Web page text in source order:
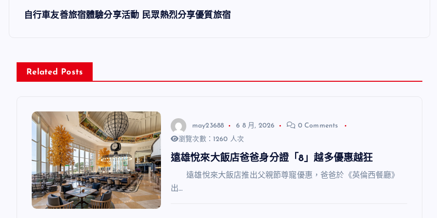
導自行車友善旅宿體驗分享活動 民眾熱烈分享優質旅宿
Related Posts
may23688 6 8 月, 2026
0 Comments
瀏覽次數：1260 人次
遠雄悅來大飯店爸爸身分證「8」越多優惠越狂
遠雄悅來大飯店推出父親節尊寵優惠，爸爸於《英倫西餐廳》
出…